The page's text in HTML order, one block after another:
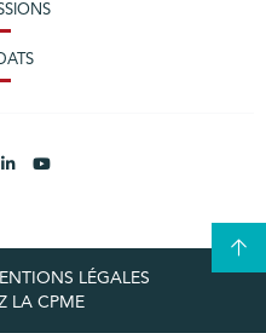
LÉGALES
LA CPME